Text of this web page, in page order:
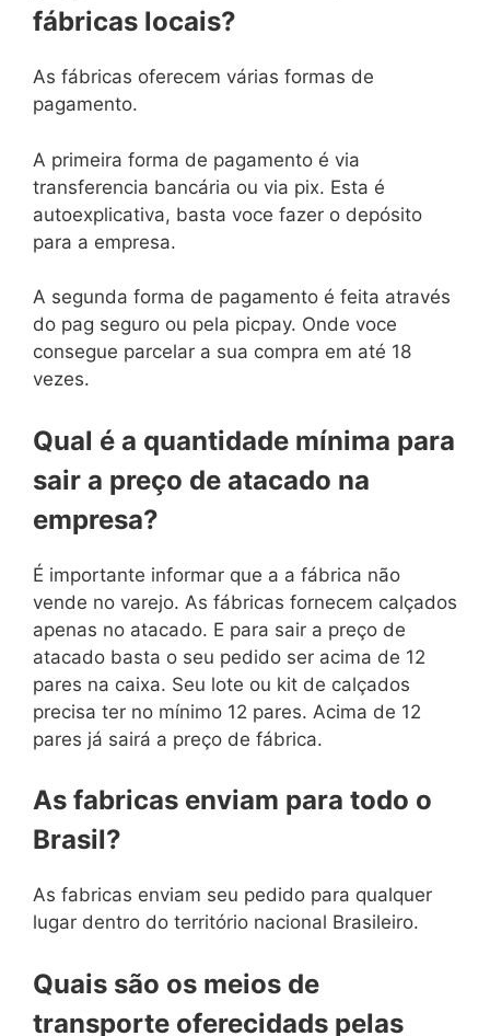
fábricas locais?
As fábricas oferecem várias formas de
pagamento.
A primeira forma de pagamento é via
transferencia bancária ou via pix. Esta é
autoexplicativa, basta voce fazer o depósito
para a empresa.
A segunda forma de pagamento é feita através
do pag seguro ou pela picpay. Onde voce
consegue parcelar a sua compra em até 18
vezes.
Qual é a quantidade mínima para
sair a preço de atacado na
empresa?
É importante informar que a a fábrica não
vende no varejo. As fábricas fornecem calçados
apenas no atacado. E para sair a preço de
atacado basta o seu pedido ser acima de 12
pares na caixa. Seu lote ou kit de calçados
precisa ter no mínimo 12 pares. Acima de 12
pares já sairá a preço de fábrica.
As fabricas enviam para todo o
Brasil?
As fabricas enviam seu pedido para qualquer
lugar dentro do território nacional Brasileiro.
Quais são os meios de
transporte oferecidads pelas